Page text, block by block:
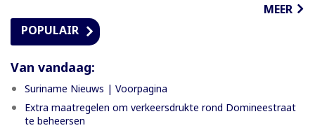
MEER
POPULAIR
Van vandaag:
Suriname Nieuws | Voorpagina
Extra maatregelen om verkeersdrukte rond Domineestraat
te beheersen